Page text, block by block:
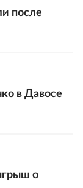
после
в Давосе
о